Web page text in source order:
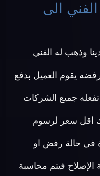
الى
وذهب له الفني
رفضه يقوم العميل بدفع
تفعله جميع الشركات
اقل سعر لرسوم
في حالة رفض او
الإصلاح فيتم محاسبة